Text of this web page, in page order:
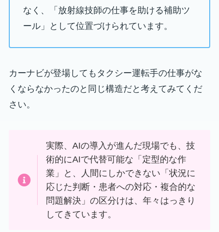
なく、「放射線技師の仕事を助ける補助ツ
ール」として位置づけられています。
カーナビが登場してもタクシー運転手の仕事がな
くならなかったのと同じ構造だと考えてみてくだ
さい。
実際、AIの導入が進んだ現場でも、技
術的にAIで代替可能な「定型的な作
業」と、人間にしかできない「状況に
応じた判断・患者への対応・複合的な
問題解決」の区分けは、年々はっきり
してきています。